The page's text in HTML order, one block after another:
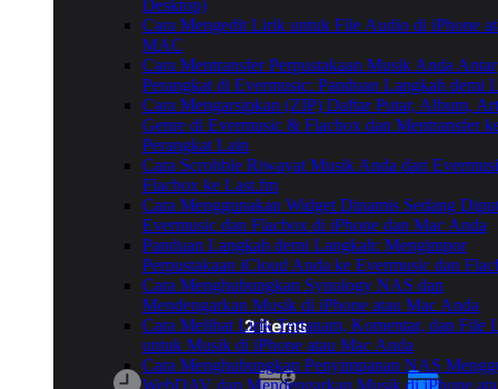
Desktop)
Cara Mengedit Lirik untuk File Audio di iPhone
MAC
Cara Mentransfer Perpustakaan Musik Anda Antar
Perangkat di Evermusic: Panduan Langkah demi
Cara Mengarsipkan (ZIP) Daftar Putar, Album,
Genre di Evermusic & Flacbox dan Mentransfer
Perangkat Lain
Cara Scrobble Riwayat Musik Anda dari
Flacbox ke Last.fm
Cara Menggunakan Widget Dinamis Sedang
Evermusic dan Flacbox di iPhone dan Mac Anda
Panduan Langkah demi Langkah: Mengimpor
Perpustakaan iCloud Anda ke Evermusic dan
Cara Menghubungkan Synology NAS dan
Mendengarkan Musik di iPhone atau Mac Anda
Cara Melihat Lirik Tertanam, Komentar, dan File
untuk Musik di iPhone atau Mac Anda
Cara Menghubungkan Penyimpanan NAS
WebDAV dan Mendengarkan Musik di iPhone